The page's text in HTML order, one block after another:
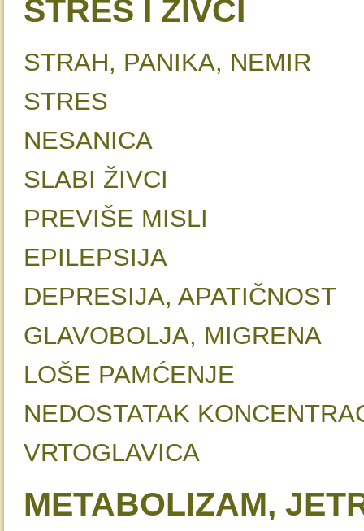
STRES I ŽIVCI
STRAH, PANIKA,
SLABI
PREVIŠE
DEPRESIJA,
GLAVOBOLJA,
LOŠE
NEDOSTATAK
METABOLIZAM,